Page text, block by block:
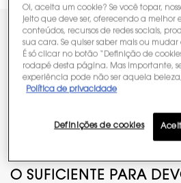
O SABOR DA
LIBRE Berry Crushé um novo
Uma reinterpretação
floral de LIBRE, infundida com a
recém-colhida.
O CHEIRO:
O SUFICIENTE PARA
Oi, aceita um cookie? Se você topar,
jeito que deve ser, oferecendo a melhor
conteúdos, recursos de redes sociais,
sua cara. Se quiser saber mais ou
É só clicar no botão “Definição de
rodapé desta página. Mas importante,
experiência pode não ser aquela
Política de privacidade
Definições de cookies